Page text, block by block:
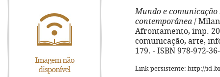
Mundo e comunicação
contemporânea / Milan
Afrontamento, imp.
comunicação, arte,
179. - ISBN 978-972-
Link persistente: http://